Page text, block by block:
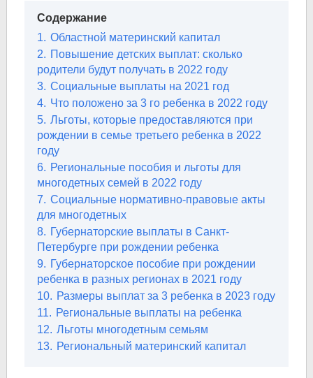
Содержание
1. Областной материнский капитал
2. Повышение детских выплат: сколько
родители будут получать в 2022 году
3. Cоциальные выплаты на 2021 год
4. Что положено за 3 го ребенка в 2022 году
5. Льготы, которые предоставляются при
рождении в семье третьего ребенка в 2022
году
6. Региональные пособия и льготы для
многодетных семей в 2022 году
7. Социальные нормативно-правовые акты
для многодетных
8. Губернаторские выплаты в Санкт-
Петербурге при рождении ребенка
9. Губернаторское пособие при рождении
ребенка в разных регионах в 2021 году
10. Размеры выплат за 3 ребенка в 2023 году
11. Региональные выплаты на ребенка
12. Льготы многодетным семьям
13. Региональный материнский капитал